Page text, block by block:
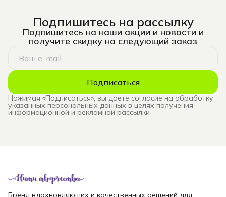
Подпишитесь на рассылку
Подпишитесь на наши акции и новости и
получите скидку на следующий заказ
Подписаться
Нажимая «Подписаться», вы даете согласие на обработку
указанных персональных данных в целях получения
информационной и рекламной рассылки